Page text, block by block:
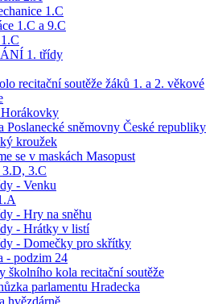
1.C
1.C a 9.C
1. třídy
recitační soutěže žáků 1. a 2. věkové
Poslanecké sněmovny České republiky
kroužek
se v maskách Masopust
3.C
- Venku
- Hry na sněhu
- Hrátky v listí
- Domečky pro skřítky
- podzim 24
školního kola recitační soutěže
parlamentu Hradecka